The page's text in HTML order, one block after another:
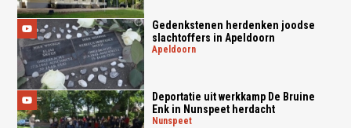
Gedenkstenen herdenken joodse
slachtoffers in Apeldoorn
apeldoorn
Deportatie uit werkkamp De Bruine
Enk in Nunspeet herdacht
nunspeet